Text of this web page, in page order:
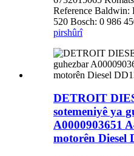
Reference Baldwin:
520 Bosch: 0 986
pirshûrî
DETROIT
sotemeniyê ya
A0000903651
motorên Diesel